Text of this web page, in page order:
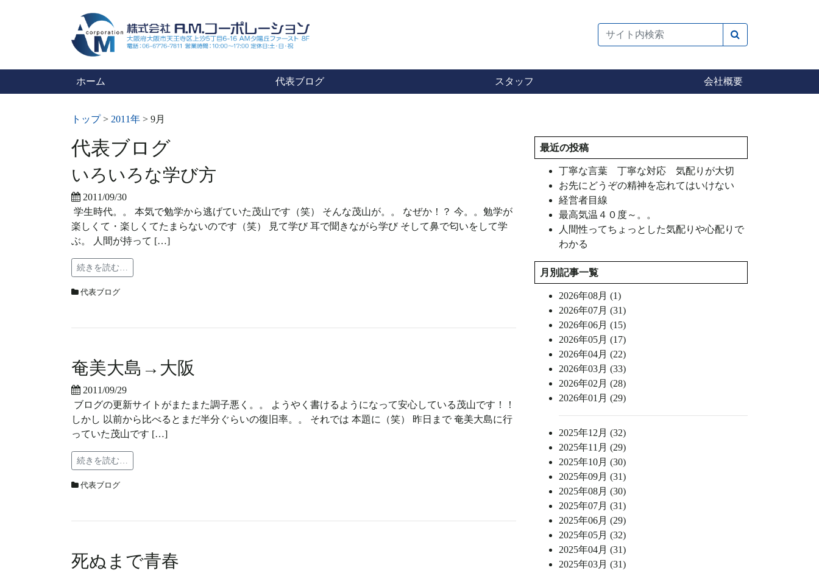
検索
ホーム 代表ブログ スタッフ 会社概要
トップ> 2011年 > 9月
代表ブログ
いろいろな学び方
2011/09/30
学生時代。。 本気で勉学から逃げていた茂山です（笑） そんな茂山が。。 なぜか！？ 今。。勉学が
楽しくて・楽しくてたまらないのです（笑） 見て学び 耳で聞きながら学び そして鼻で匂いをして学
ぶ。 人間が持って […]
続きを読む…
代表ブログ
奄美大島→大阪
2011/09/29
ブログの更新サイトがまたまた調子悪く。。 ようやく書けるようになって安心している茂山です！！
しかし 以前から比べるとまだ半分ぐらいの復旧率。。 それでは 本題に（笑） 昨日まで 奄美大島に行
っていた茂山です […]
続きを読む…
代表ブログ
死ぬまで青春
最近の投稿
丁寧な言葉 丁寧な対応 気配りが大切
お先にどうぞの精神を忘れてはいけない
経営者目線
最高気温４０度～。。
人間性ってちょっとした気配りや心配りで
わかる
月別記事一覧
2026年08月 (1)
2026年07月 (31)
2026年06月 (15)
2026年05月 (17)
2026年04月 (22)
2026年03月 (33)
2026年02月 (28)
2026年01月 (29)
2025年12月 (32)
2025年11月 (29)
2025年10月 (30)
2025年09月 (31)
2025年08月 (30)
2025年07月 (31)
2025年06月 (29)
2025年05月 (32)
2025年04月 (31)
2025年03月 (31)